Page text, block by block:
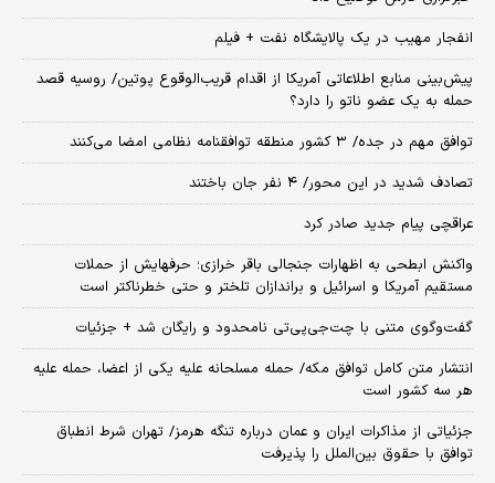
انفجار مهیب در یک پالایشگاه نفت + فیلم
پیش‌بینی منابع اطلاعاتی آمریکا از اقدام قریب‌الوقوع پوتین/ روسیه قصد
حمله به یک عضو ناتو را دارد؟
توافق مهم در جده/ ۳ کشور منطقه توافقنامه نظامی امضا می‌کنند
تصادف شدید در این محور/ ۴ نفر جان باختند
عراقچی پیام جدید صادر کرد
واکنش ابطحی به اظهارات جنجالی باقر خرازی؛ حرفهایش از حملات
مستقیم آمریکا و اسرائیل و براندازان تلختر و حتی خطرناکتر است
گفت‌وگوی متنی با چت‌جی‌پی‌تی نامحدود و رایگان شد + جزئیات
انتشار متن کامل توافق مکه/ حمله مسلحانه علیه یکی از اعضا، حمله علیه
هر سه کشور است
جزئیاتی از مذاکرات ایران و عمان درباره تنگه هرمز/ تهران شرط انطباق
توافق با حقوق بین‌الملل را پذیرفت